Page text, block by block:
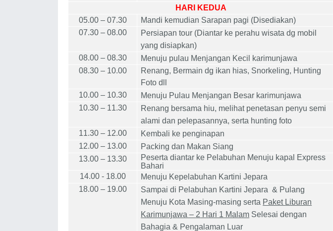
HARI KEDUA
05.00 – 07.30
Mandi kemudian Sarapan pagi (Disediakan)
07.30 – 08.00
Persiapan tour (Diantar ke perahu wisata dg mobil
yang disiapkan)
08.00 – 08.30 Menuju pulau Menjangan Kecil karimunjawa
08.30 – 10.00
Renang, Bermain dg ikan hias, Snorkeling, Hunting
Foto dll
10.00 – 10.30 Menuju Pulau Menjangan Besar karimunjawa
10.30 – 11.30
Renang bersama hiu, melihat penetasan penyu semi
alami dan pelepasannya, serta hunting foto
11.30 – 12.00 Kembali ke penginapan
12.00 – 13.00 Packing dan Makan Siang
13.00 – 13.30 Peserta diantar ke Pelabuhan Menuju kapal Express
Bahari
14.00- 18.00 Menuju Kepelabuhan Kartini Jepara
18.00 – 19.00 Sampai di Pelabuhan Kartini Jepara & Pulang
Menuju Kota Masing-masing serta Paket Liburan
Karimunjawa – 2 Hari 1 Malam Selesai dengan
Bahagia & Pengalaman Luar